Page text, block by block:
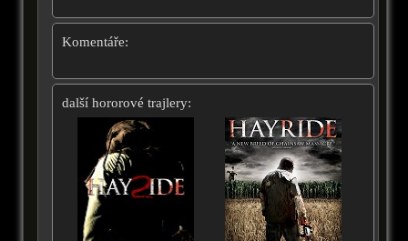
Komentáře:
další hororové trajlery: